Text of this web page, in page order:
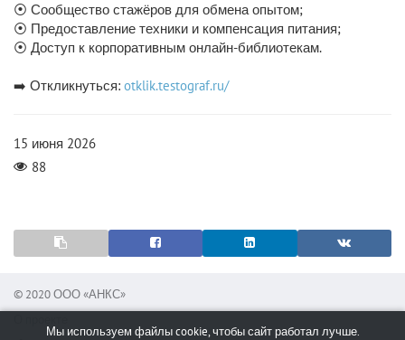
⦿ Сообщество стажёров для обмена опытом;
⦿ Предоставление техники и компенсация питания;
⦿ Доступ к корпоративным онлайн-библиотекам.
➡️ Откликнуться: otklik.testograf.ru/
15 июня 2026
88
© 2020 ООО «АНКС»
Мы используем файлы cookie, чтобы сайт работал лучше.